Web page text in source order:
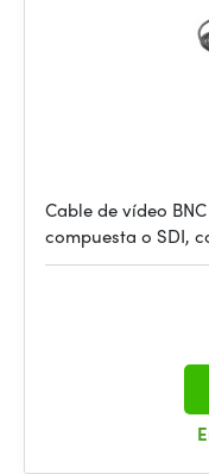
Cable de vídeo
compuesta o SDI,